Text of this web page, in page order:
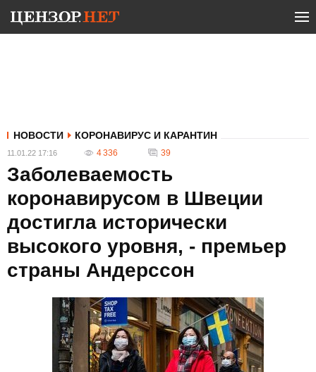
НОВОСТИ КОРОНАВИРУС И КАРАНТИН
11.01.22 17:16 4 336 39
Заболеваемость
коронавирусом в Швеции
достигла исторически
высокого уровня, - премьер
страны Андерссон